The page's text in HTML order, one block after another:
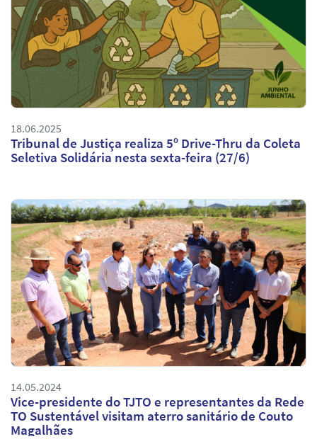
18.06.2025
Tribunal de Justiça realiza 5º Drive-Thru da Coleta
Seletiva Solidária nesta sexta-feira (27/6)
14.05.2024
Vice-presidente do TJTO e representantes da Rede
TO Sustentável visitam aterro sanitário de Couto
Magalhães